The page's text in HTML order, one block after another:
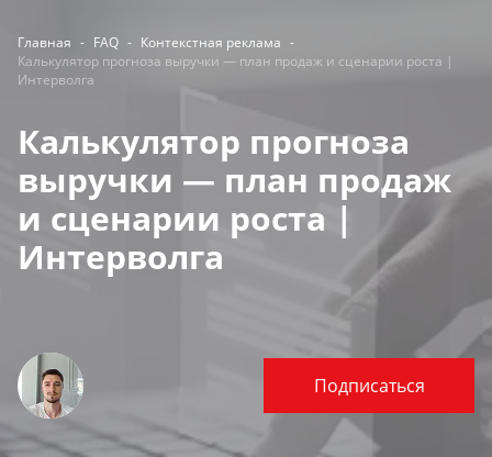
Главная - FAQ - Контекстная реклама -
Калькулятор прогноза выручки — план продаж и сценарии роста |
Интерволга
Калькулятор прогноза
выручки — план продаж
и сценарии роста |
Интерволга
Подписаться